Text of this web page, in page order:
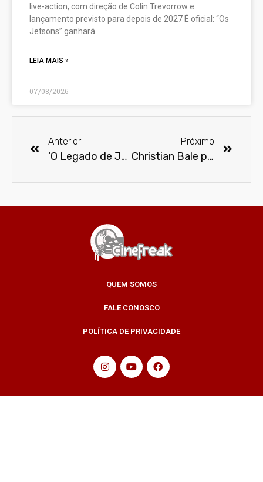
live-action, com direção de Colin Trevorrow e
lançamento previsto para depois de 2027 É oficial: “Os
Jetsons” ganhará
LEIA MAIS »
07/08/2026
Anterior
‘O Legado de Júpiter’ é cancelada pela Netflix
Próximo
Christian Bale pode voltar a viver o Cavaleiro das Trevas em “The Flash”
QUEM SOMOS
FALE CONOSCO
POLÍTICA DE PRIVACIDADE